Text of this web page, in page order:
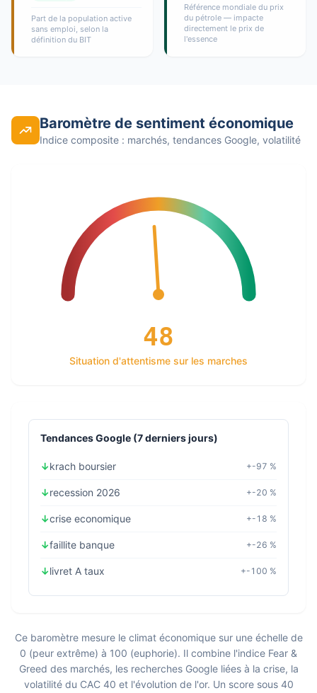
Part de la population active
sans emploi, selon la
définition du BIT
Référence mondiale du prix
du pétrole — impacte
directement le prix de
l'essence
Baromètre de sentiment économique
Indice composite : marchés, tendances Google, volatilité
48
Situation d'attentisme sur les marches
Tendances Google (7 derniers jours)
↓krach boursier +-97 %
↓recession 2026 +-20 %
↓crise economique +-18 %
↓faillite banque +-26 %
↓livret A taux +-100 %
Ce baromètre mesure le climat économique sur une échelle de
0 (peur extrême) à 100 (euphorie). Il combine l'indice Fear &
Greed des marchés, les recherches Google liées à la crise, la
volatilité du CAC 40 et l'évolution de l'or. Un score sous 40